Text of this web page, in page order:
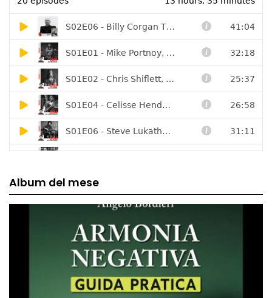
Album del mese